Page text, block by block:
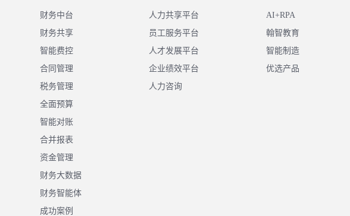
财务中台
财务共享
智能费控
合同管理
税务管理
全面预算
智能对账
合并报表
资金管理
财务大数据
财务智能体
成功案例
人力共享平台
员工服务平台
人才发展平台
企业绩效平台
人力咨询
AI+RPA
翰智教育
智能制造
优选产品